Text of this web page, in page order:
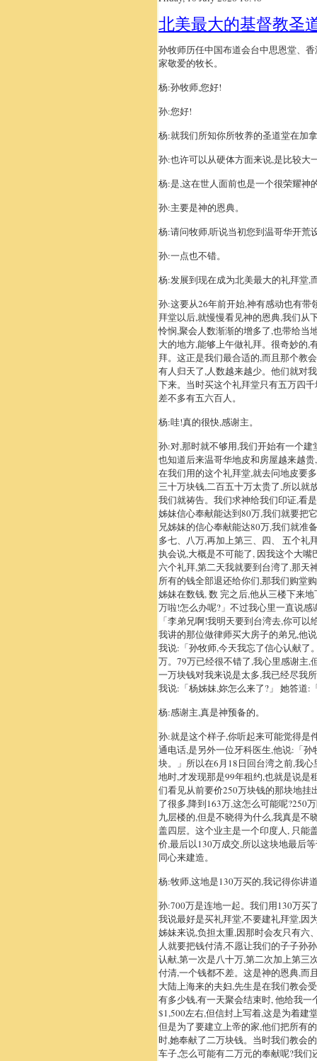
北美最大的基督教圣
孙牧师历任中国布道会台中思恩堂、
家敬爱的牧长。
杨:孙牧师,您好!
孙:您好!
杨:就我们所知你所牧养的圣道堂在加
孙:也许可以从硬体方面来说,是比较大
杨:是,这在世人面前也是一个很荣耀神
孙:主要是神的恩典。
杨:请问牧师,听说当初您到温哥华开荒
孙:一点也不错。
杨:发展到现在成为北美最大的礼拜堂,
孙:这要从26年前开始,神有感动也有带
拜堂以后,就慢慢看见神的恩典,我们从
怜悯,聚会人数渐渐的增多了,也带给当
大的地方,能够上午做礼拜。很奇妙的,
拜。这正是我们最合适的,而且那个教
有人归天了,人数越来越少。他们就对
下来。当时买这个礼拜堂只有五万四
差不多有五六百人。
杨:哇!真的很快,感谢主。
孙:对,那时就不够用,我们开始有一个
也知道后来温哥华地皮和房屋越来越
在我们用的这个礼拜堂,就去问地皮要
三十万块钱,二百五十万太贵了,所以就
我们就祷告。我们求神给我们印证,看
姊妹信心奉献能达到80万,我们就要把
兄姊妹的信心奉献能达80万,我们就准
多七、八万,再加上第三、四、 五个礼
执会说,大概是不可能了, 因我这个大
六个礼拜,第二天我就要到台湾了,那天
所有的钱全部退还给你们,那我们购堂
姊妹在数钱, 数 完之后,他从三楼下来
万啦!怎么办呢?」不过我心里一直说
「李弟兄啊!我明天要到台湾去,你可
我讲的那位做律师买大房子的弟兄,他
我说:「孙牧师,今天我忘了信心认献了
万。79万已经很不错了,我心里感谢主,
一万块钱对我来说是太多,我已经尽我
我说:「杨姊妹,妳怎么来了?」 她答道:
杨:感谢主,真是神预备的。
孙:就是这个样子,你听起来可能觉得是
通电话,是另外一位牙科医生,他说:「
块。」所以在6月18日回台湾之前,我
地时,才发现那是99年租约,也就是说是
们看见从前要价250万块钱的那块地
了很多,降到163万,这怎么可能呢?250
九层楼的,但是不晓得为什么,我真是不
盖四层。这个业主是一个印度人, 只能
价,最后以130万成交,所以这块地最后
同心来建造。
杨:牧师,这地是130万买的,我记得你讲
孙:700万是连地一起。我们用130万买
我说最好是买礼拜堂,不要建礼拜堂,因
姊妹来说,负担太重,因那时会友只有六
人就要把钱付清,不愿让我们的子子孙
认献,第一次是八十万,第二次加上第三
付清,一个钱都不差。这是神的恩典,而
大陆上海来的夫妇,先生是在我们教会
有多少钱,有一天聚会结束时, 他给我
$1,500左右,但信封上写着,这是为着建
但是为了要建立上帝的家,他们把所有
时,她奉献了二万块钱。当时我们教会
车子,怎么可能有二万元的奉献呢?我